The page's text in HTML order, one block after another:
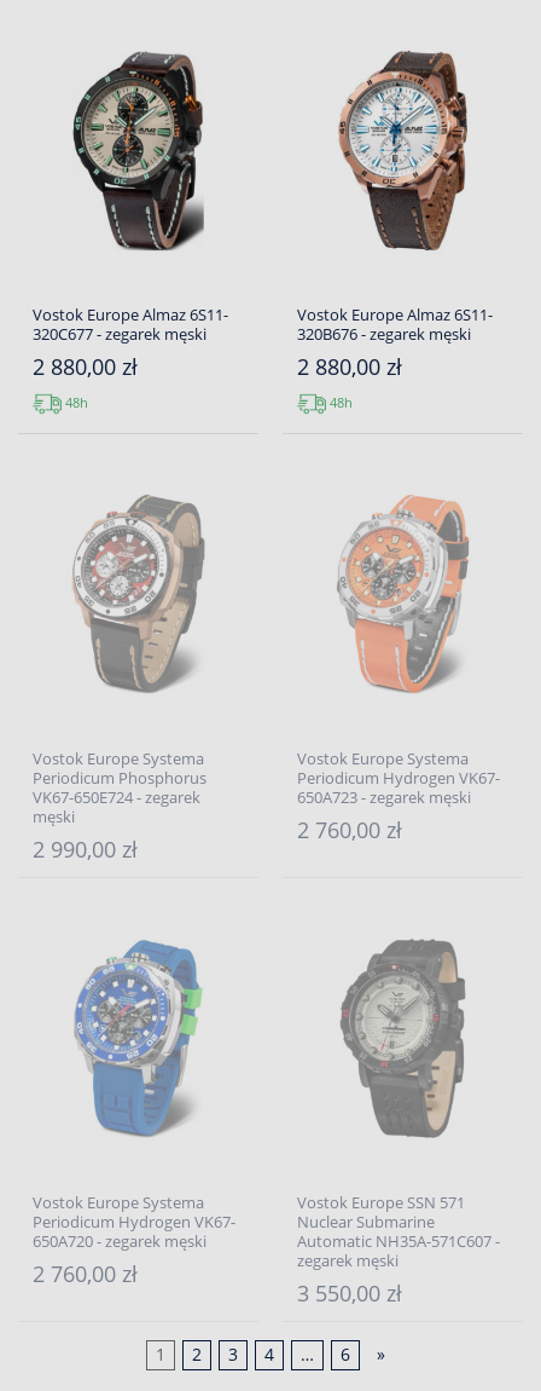
Vostok Europe Almaz 6S11-
320C677 - zegarek męski
2 880,00 zł
48h
Vostok Europe Almaz 6S11-
320B676 - zegarek męski
2 880,00 zł
48h
Vostok Europe Systema
Periodicum Phosphorus
VK67-650E724 - zegarek
męski
2 990,00 zł
Vostok Europe Systema
Periodicum Hydrogen VK67-
650A723 - zegarek męski
2 760,00 zł
Vostok Europe Systema
Periodicum Hydrogen VK67-
650A720 - zegarek męski
2 760,00 zł
Vostok Europe SSN 571
Nuclear Submarine
Automatic NH35A-571C607 -
zegarek męski
3 550,00 zł
1 2 3 4 … 6 »